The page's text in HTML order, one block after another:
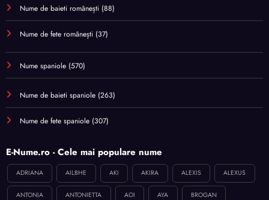
Nume de baieti românești (88)
Nume de fete românești (37)
Nume spaniole (570)
Nume de baieti spaniole (263)
Nume de fete spaniole (307)
E-Nume.ro - Cele mai populare nume
ADRIANA AILBHE AKI AKIRA ALEXIS ALEXUS
ANTONIA ANTONIETTA AOI AYA BROGAN